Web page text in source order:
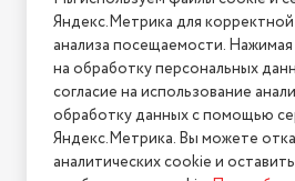
Условия
Нашли ошибку на сайте?
2026 © Интернет-магазин
Политика
Яндекс.Метрика для
анализа посещаемости. Нажимая
на обработку персональных
согласие на использование
обработку данных с помощью
Яндекс.Метрика. Вы можете
аналитических cookie и